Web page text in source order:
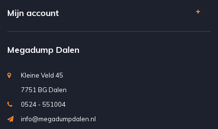
Mijn account
Megadump Dalen
Kleine Veld 45
7751 BG Dalen
0524 - 551004
info@megadumpdalen.nl